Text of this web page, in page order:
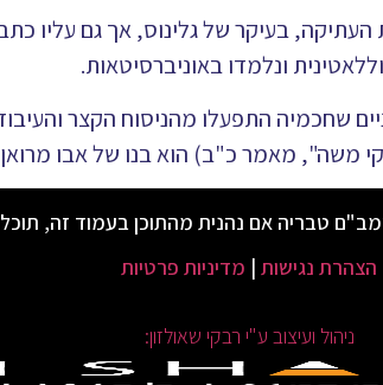
בעיקר של גלינוס, אך גם עליו
משה", מאמר כ"ב) הוא בנו של אבו מרואן
טבריה אם נהנית מהתוכן בעמוד זה,
הצהרת נגישות | מדיניות פרטיות
ניהול ועיצוב ע"י רבקי שאולזון: